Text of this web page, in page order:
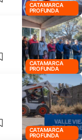
CATAMARCA
PROFUNDA
CATAMARCA
PROFUNDA
CATAMARCA
PROFUNDA